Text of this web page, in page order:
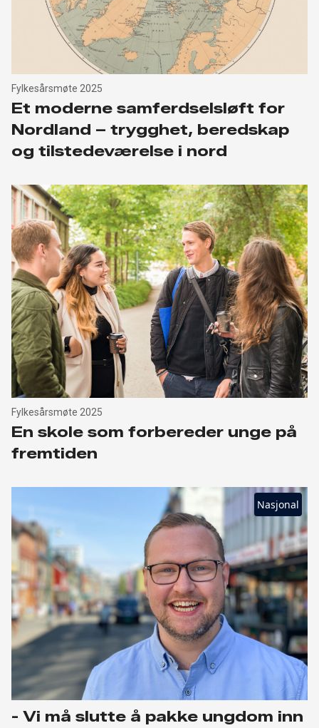
Fylkesårsmøte 2025
Et moderne samferdselsløft for
Nordland – trygghet, beredskap
og tilstedeværelse i nord
Fylkesårsmøte 2025
En skole som forbereder unge på
fremtiden
Nasjonal
- Vi må slutte å pakke ungdom inn